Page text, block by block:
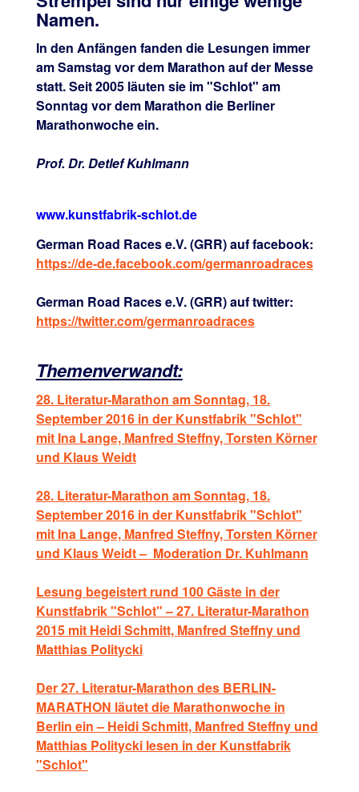
Namen.
In den Anfängen fanden die Lesungen immer
am Samstag vor dem Marathon auf der Messe
statt. Seit 2005 läuten sie im "Schlot" am
Sonntag vor dem Marathon die Berliner
Marathonwoche ein.
Prof. Dr. Detlef Kuhlmann
www.kunstfabrik-schlot.de
German Road Races e.V. (GRR) auf facebook:
https://de-de.facebook.com/germanroadraces
German Road Races e.V. (GRR) auf twitter:
https://twitter.com/germanroadraces
Themenverwandt:
28. Literatur-Marathon am Sonntag, 18.
September 2016 in der Kunstfabrik "Schlot"
mit Ina Lange, Manfred Steffny, Torsten Körner
und Klaus Weidt
28. Literatur-Marathon am Sonntag, 18.
September 2016 in der Kunstfabrik "Schlot"
mit Ina Lange, Manfred Steffny, Torsten Körner
und Klaus Weidt – Moderation Dr. Kuhlmann
Lesung begeistert rund 100 Gäste in der
Kunstfabrik "Schlot" – 27. Literatur-Marathon
2015 mit Heidi Schmitt, Manfred Steffny und
Matthias Politycki
Der 27. Literatur-Marathon des BERLIN-
MARATHON läutet die Marathonwoche in
Berlin ein – Heidi Schmitt, Manfred Steffny und
Matthias Politycki lesen in der Kunstfabrik
"Schlot"